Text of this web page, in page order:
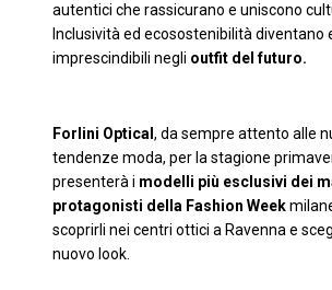
autentici che rassicurano e uniscono
Inclusività ed ecosostenibilità diventano
imprescindibili negli outfit del futuro.
Forlini Optical , da sempre attento alle
tendenze moda, per la stagione
presenterà i modelli più esclusivi dei
protagonisti della Fashion Week
scoprirli nei centri ottici a Ravenna e
nuovo look.